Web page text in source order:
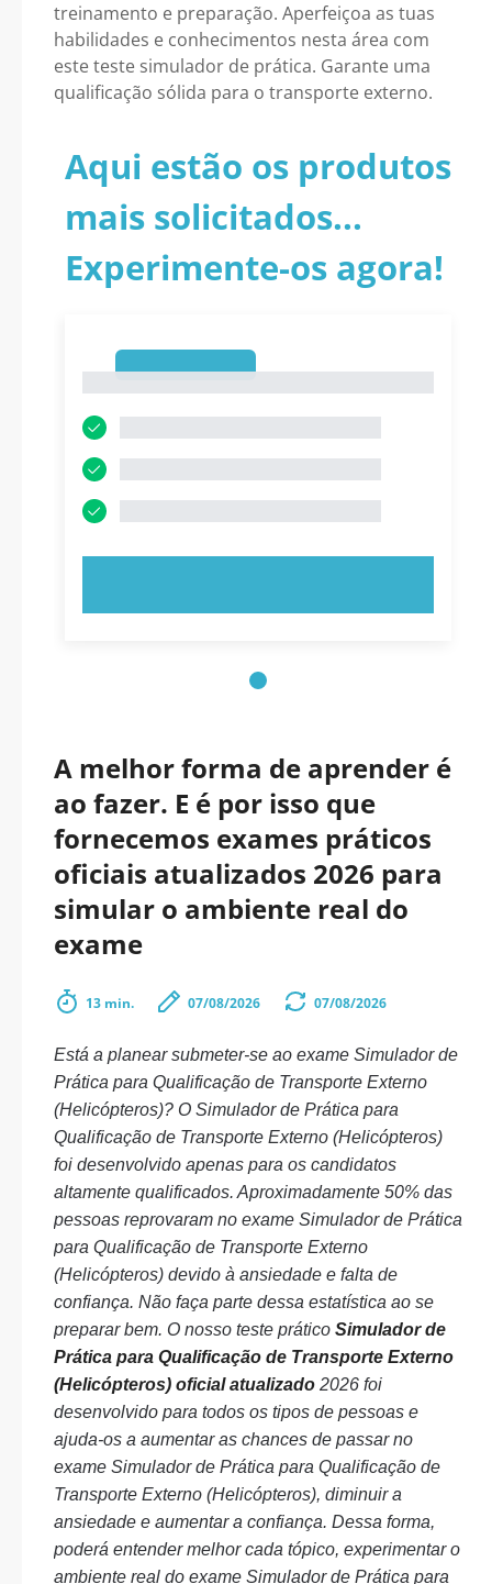
treinamento e preparação. Aperfeiçoa as tuas
habilidades e conhecimentos nesta área com
este teste simulador de prática. Garante uma
qualificação sólida para o transporte externo.
Aqui estão os produtos
mais solicitados...
Experimente-os agora!
A melhor forma de aprender é
ao fazer. E é por isso que
fornecemos exames práticos
oficiais atualizados 2026 para
simular o ambiente real do
exame
13 min. 07/08/2026 07/08/2026
Está a planear submeter-se ao exame Simulador de
Prática para Qualificação de Transporte Externo
(Helicópteros)? O Simulador de Prática para
Qualificação de Transporte Externo (Helicópteros)
foi desenvolvido apenas para os candidatos
altamente qualificados. Aproximadamente 50% das
pessoas reprovaram no exame Simulador de Prática
para Qualificação de Transporte Externo
(Helicópteros) devido à ansiedade e falta de
confiança. Não faça parte dessa estatística ao se
preparar bem. O nosso teste prático Simulador de
Prática para Qualificação de Transporte Externo
(Helicópteros) oficial atualizado 2026 foi
desenvolvido para todos os tipos de pessoas e
ajuda-os a aumentar as chances de passar no
exame Simulador de Prática para Qualificação de
Transporte Externo (Helicópteros), diminuir a
ansiedade e aumentar a confiança. Dessa forma,
poderá entender melhor cada tópico, experimentar o
ambiente real do exame Simulador de Prática para